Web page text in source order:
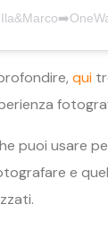
qui
puoi usare
e